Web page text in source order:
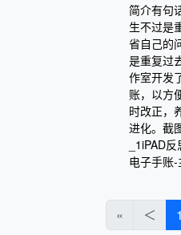
简介有句
生不过是
省自己的
是重复过
作室开发
账，以方
时改正，
进化。截
_1iPAD
电子手账
« ＜ 1